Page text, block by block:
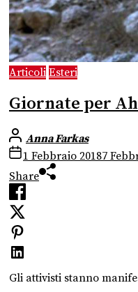
Articoli Esteri
Giornate per
Anna Farkas
1 Febbraio 20187
Share
Gli attivisti stanno